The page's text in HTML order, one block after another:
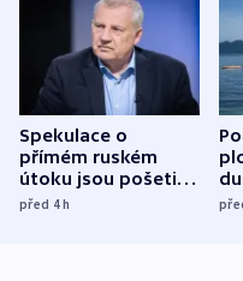
Spekulace o
přímém ruském
útoku jsou pošetilé,
míní estonský
před 4h